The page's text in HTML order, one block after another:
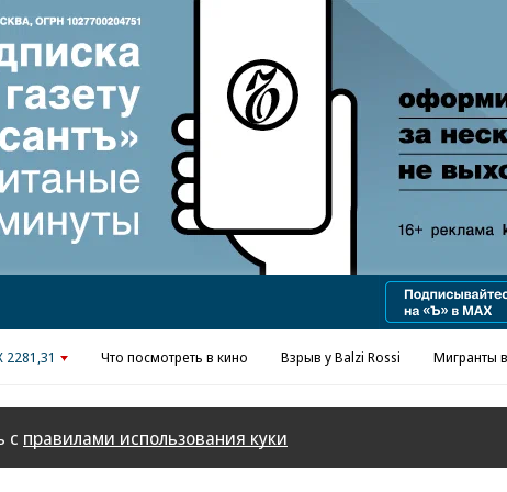
Реклама в «Ъ» www.kommersant.ru/ad
2281,31 Что посмотреть в кино Взрыв у Balzi Rossi Мигранты
с правилами использования куки